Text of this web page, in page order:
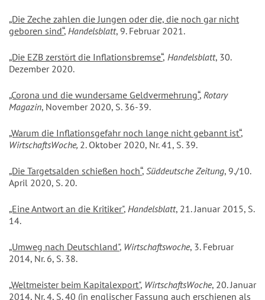
„Die Zeche zahlen die Jungen oder die, die noch gar nicht
geboren sind“, Handelsblatt, 9. Februar 2021.
„Die EZB zerstört die Inflationsbremse“, Handelsblatt, 30.
Dezember 2020.
„Corona und die wundersame Geldvermehrung“, Rotary
Magazin, November 2020, S. 36-39.
„Warum die Inflationsgefahr noch lange nicht gebannt ist“,
WirtschaftsWoche, 2. Oktober 2020, Nr. 41, S. 39.
„Die Targetsalden schießen hoch“, Süddeutsche Zeitung, 9./10.
April 2020, S. 20.
„Eine Antwort an die Kritiker", Handelsblatt, 21. Januar 2015, S.
14.
„Umweg nach Deutschland", Wirtschaftswoche, 3. Februar
2014, Nr. 6, S. 38.
„Weltmeister beim Kapitalexport", WirtschaftsWoche, 20. Januar
2014, Nr. 4, S. 40 (in englischer Fassung auch erschienen als